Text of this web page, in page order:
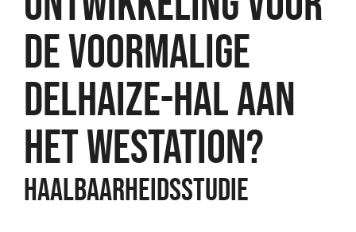
DE VOORMALIGE
DELHAIZE-HAL AAN
HET WESTATION?
HAALBAARHEIDSSTUDIE